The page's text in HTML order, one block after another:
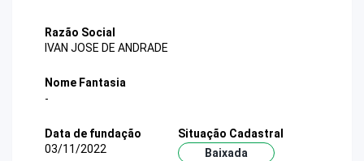
Razão Social
IVAN JOSE DE ANDRADE
Nome Fantasia
-
Data de fundação
03/11/2022
Situação Cadastral
Baixada